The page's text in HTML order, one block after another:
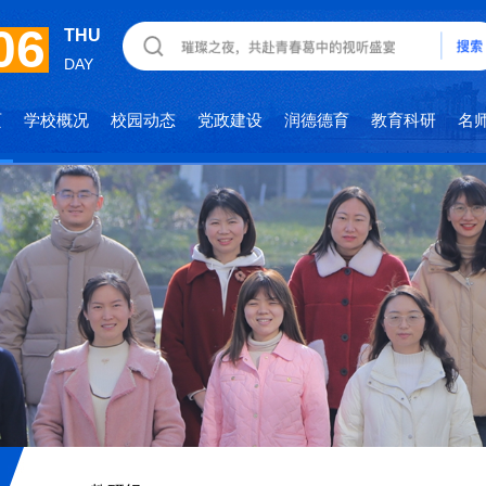
THU
DAY
学校概况 校园动态 党政建设 润德德育 教育科研 名